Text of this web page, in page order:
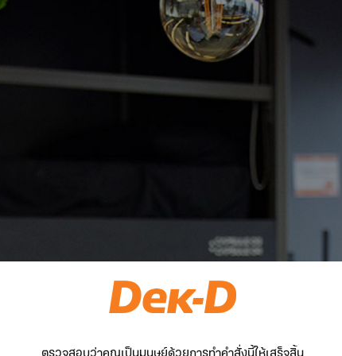
ตรวจสอบว่าคุณเป็นมนุษย์ด้วยการทำคำสั่งนี้ให้เสร็จสิ้น